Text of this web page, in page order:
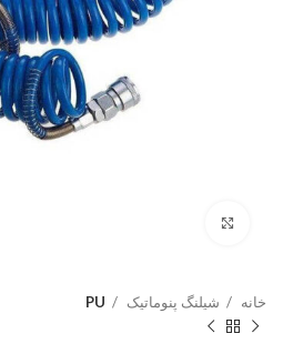
خانه شیلنگ پنوماتیک PU